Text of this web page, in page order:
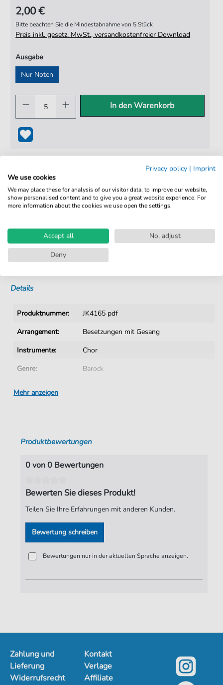
2,00 €
Bitte beachten Sie die Mindestabnahme von 5 Stück
Preis inkl. gesetz. MwSt., versandkostenfreier Download
Ausgabe
Nur Noten
In den Warenkorb
Von Musikern geprüft
Kein Abo. Fairer Einzelkauf.
Sofortiger Download nach Kauf
Details
Produktnummer:
JK4165 pdf
Arrangement:
Besetzungen mit Gesang
Instrumente:
Chor
Genre:
Barock
Ära:
Taktart:
4-4
Tonart:
G-Moll
Seiten:
1
Jürgen Knuth
Mehr anzeigen
Produktbewertungen
0 von 0 Bewertungen
Bewerten Sie dieses Produkt!
Teilen Sie Ihre Erfahrungen mit anderen Kunden.
Bewertung schreiben
Bewertungen nur in der aktuellen Sprache anzeigen.
Zahlung und
Lieferung
Widerrufsrecht
Kontakt
Verlage
Affiliate
Privacy policy | Imprint
We use cookies
We may place these for analysis of our visitor data, to improve our website,
show personalised content and to give you a great website experience. For
more information about the cookies we use open the settings.
Accept all
No, adjust
Deny